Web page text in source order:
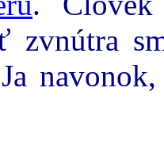
zvnútra